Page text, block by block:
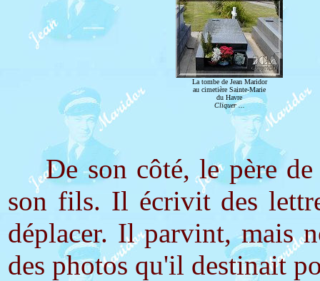
La tombe de Jean Maridor
au cimetière Sainte-Marie
du Havre
Cliquer ...
De son côté, le père de
son fils. Il écrivit des
déplacer. Il parvint, mais
des photos qu'il destinait